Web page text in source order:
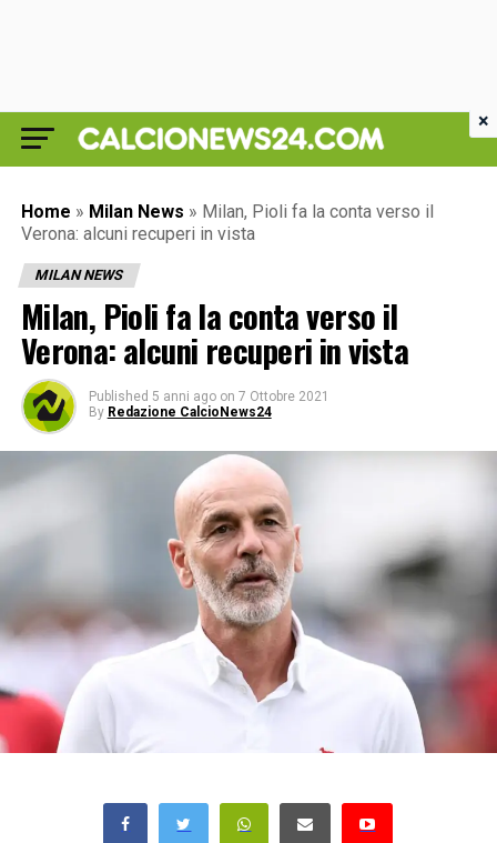
Home » Milan News » Milan, Pioli fa la conta verso il
Verona: alcuni recuperi in vista
MILAN NEWS
Milan, Pioli fa la conta verso il
Verona: alcuni recuperi in vista
Published 5 anni ago on 7 Ottobre 2021
By Redazione CalcioNews24
×